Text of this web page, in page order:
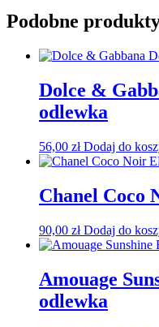
Podobne
Dolce &
odlewka
56,00 zł Dodaj do
Chanel Coco
90,00 zł Dodaj do
Amouage
odlewka